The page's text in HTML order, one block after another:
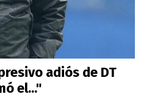
adiós de DT
el..."